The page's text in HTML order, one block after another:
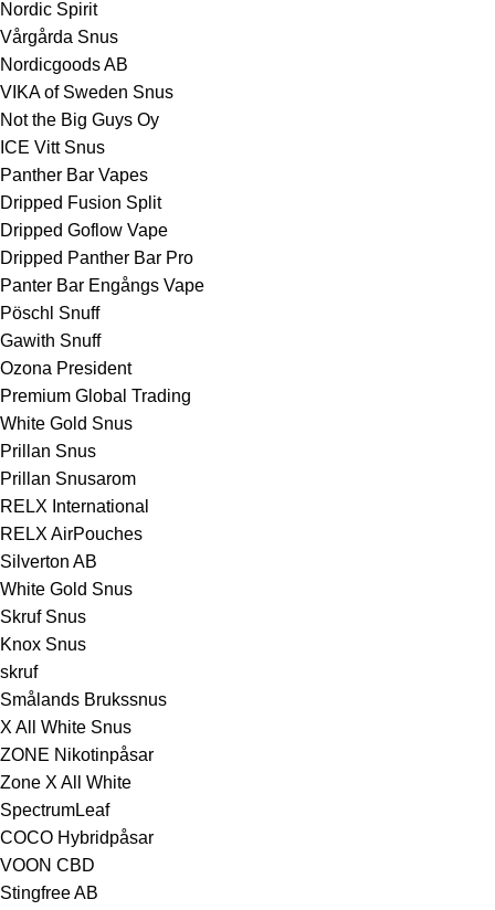
Nordic Spirit
Vårgårda Snus
Nordicgoods AB
VIKA of Sweden Snus
Not the Big Guys Oy
ICE Vitt Snus
Panther Bar Vapes
Dripped Fusion Split
Dripped Goflow Vape
Dripped Panther Bar Pro
Panter Bar Engångs Vape
Pöschl Snuff
Gawith Snuff
Ozona President
Premium Global Trading
White Gold Snus
Prillan Snus
Prillan Snusarom
RELX International
RELX AirPouches
Silverton AB
White Gold Snus
Skruf Snus
Knox Snus
skruf
Smålands Brukssnus
X All White Snus
ZONE Nikotinpåsar
Zone X All White
SpectrumLeaf
COCO Hybridpåsar
VOON CBD
Stingfree AB